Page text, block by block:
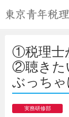
①税理士
②聴きた
ぶっちゃ
実務研修部